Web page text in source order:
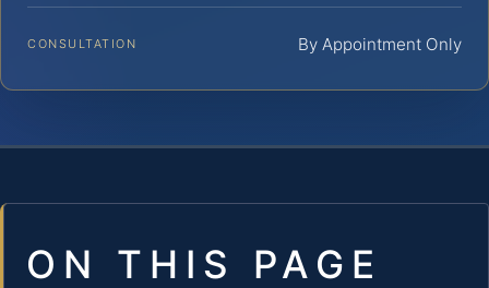
CONSULTATION By Appointment Only
ON THIS PAGE